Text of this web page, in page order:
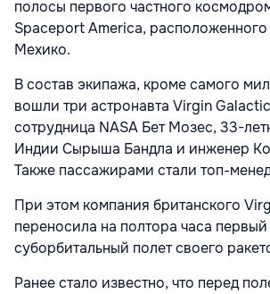
полосы первого частного
Spaceport America,
Мехико.
В состав экипажа, кроме самого
вошли три астронавта Virgin
сотрудница NASA Бет Мозес, 33-
Индии Сырыша Бандла и инженер
Также пассажирами стали топ-
При этом компания британского
переносила на полтора часа
суборбитальный полет своего
Ранее стало известно, что перед